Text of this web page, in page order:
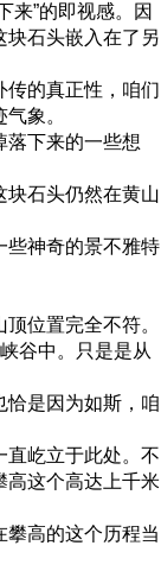
来”的即视感。因
块石头嵌入在了另
传的真正性，咱们
象。
落下来的一些想
块石头仍然在黄山
些神奇的景不雅特
位置完全不符。
谷中。只是是从
恰是因为如斯，咱
直屹立于此处。不
高这个高达上千米
高的这个历程当